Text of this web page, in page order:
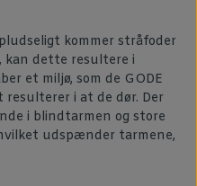
kommer stråfoder
kan dette resultere i
et miljø, som de GODE
resulterer i at de dør. Der
i blindtarmen og store
udspænder tarmene,